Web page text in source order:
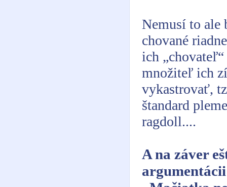
Nemusí to ale
chované
ich
množiteľ ich
vykastrovať,
štandard
ragdoll....
A na záver